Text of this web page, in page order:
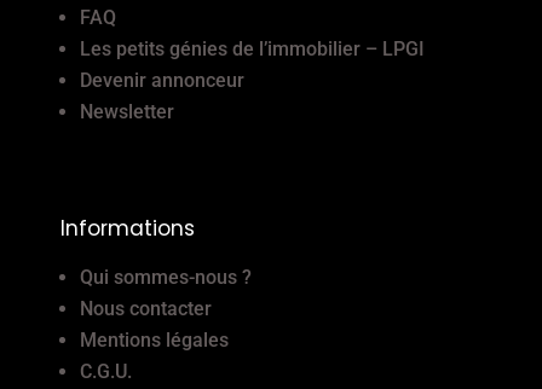
FAQ
Les petits génies de l’immobilier – LPGI
Devenir annonceur
Newsletter
Informations
Qui sommes-nous ?
Nous contacter
Mentions légales
C.G.U.